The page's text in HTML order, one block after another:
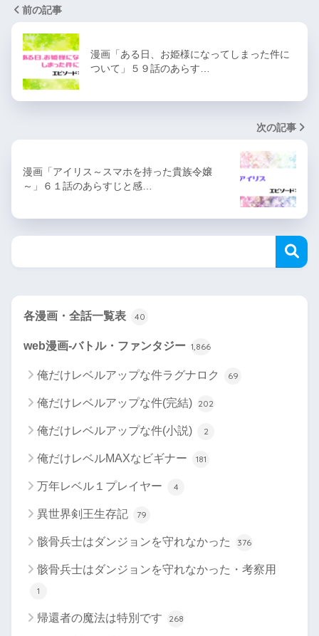
前の記事
漫画「ある日、お姫様になってしまった件に
ついて」５９話のあらす…
次の記事
漫画「アイリス～スマホを持った貴族令嬢
～」６１話のあらすじと感…
各漫画・全話一覧表 40
web漫画-バトル・ファンタジー 1,866
俺だけレベルアップな件ラグナロク 69
俺だけレベルアップな件(完結) 202
俺だけレベルアップな件(小説) 2
俺だけレベルMAXなビギナー 181
万年レベル１プレイヤー 4
異世界剣王生存記 79
骸骨兵士はダンジョンを守れなかった 376
骸骨兵士はダンジョンを守れなかった・考察用
1
帰還者の魔法は特別です 268